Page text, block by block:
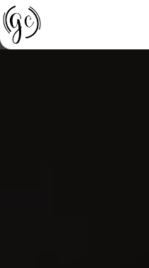
Panneau de gestion des cookies